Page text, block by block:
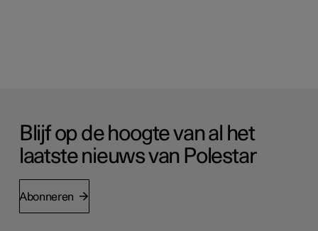
Blijf op de hoogte van al het
laatste nieuws van Polestar
Abonneren